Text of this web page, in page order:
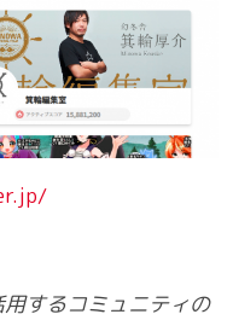
するコミュニティの